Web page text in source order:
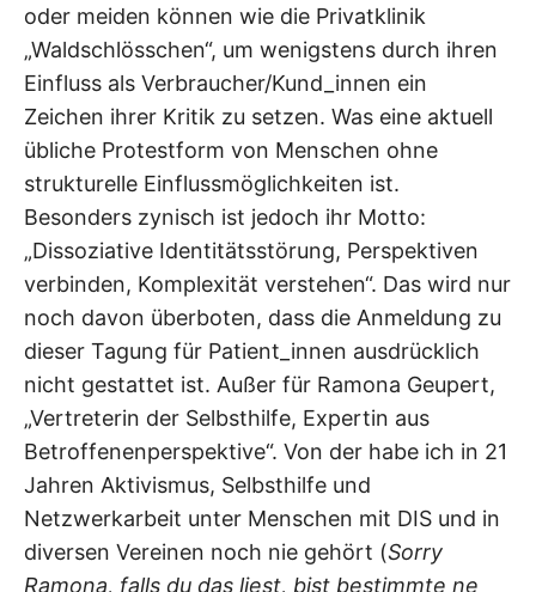
oder meiden können wie die Privatklinik
„Waldschlösschen“, um wenigstens durch ihren
Einfluss als Verbraucher/Kund_innen ein
Zeichen ihrer Kritik zu setzen. Was eine aktuell
übliche Protestform von Menschen ohne
strukturelle Einflussmöglichkeiten ist.
Besonders zynisch ist jedoch ihr Motto:
„Dissoziative Identitätsstörung, Perspektiven
verbinden, Komplexität verstehen“. Das wird nur
noch davon überboten, dass die Anmeldung zu
dieser Tagung für Patient_innen ausdrücklich
nicht gestattet ist. Außer für Ramona Geupert,
„Vertreterin der Selbsthilfe, Expertin aus
Betroffenenperspektive“. Von der habe ich in 21
Jahren Aktivismus, Selbsthilfe und
Netzwerkarbeit unter Menschen mit DIS und in
diversen Vereinen noch nie gehört (Sorry
Ramona, falls du das liest, bist bestimmte ne